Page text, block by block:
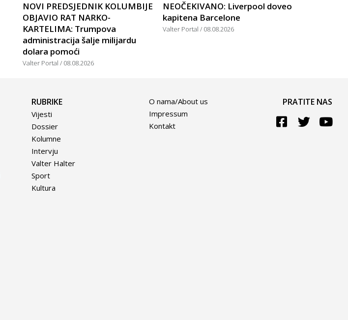
NOVI PREDSJEDNIK KOLUMBIJE
OBJAVIO RAT NARKO-
KARTELIMA: Trumpova
administracija šalje milijardu
dolara pomoći
Valter Portal 08.08.2026
NEOČEKIVANO: Liverpool doveo
kapitena Barcelone
Valter Portal 08.08.2026
RUBRIKE
Vijesti
Dossier
Kolumne
Intervju
Valter Halter
Sport
Kultura
O nama/About us
Impressum
Kontakt
PRATITE NAS